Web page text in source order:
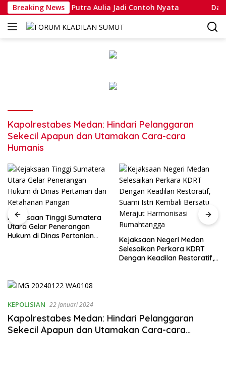
Langsung
ke
konten
Breaking News
Muhammad Putra Aulia Jadi Contoh Nyata
Kapolrestabes Medan: Hindari Pelanggaran
Sekecil Apapun dan Utamakan Cara-cara
Humanis
Kejaksaan Tinggi Sumatera
Utara Gelar Penerangan
Hukum di Dinas Pertanian
Kejaksaan Negeri Medan
Selesaikan Perkara KDRT
Dengan Keadilan Restoratif,
KEPOLISIAN 22 Januari 2024
Kapolrestabes Medan: Hindari Pelanggaran
Sekecil Apapun dan Utamakan Cara-cara